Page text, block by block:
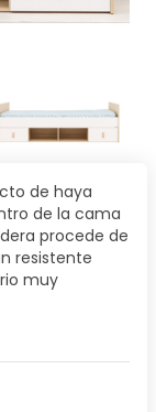
de haya
de la cama
procede de
resistente
muy